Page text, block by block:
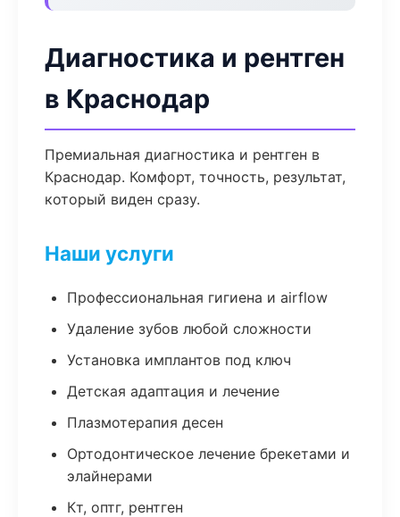
Диагностика и рентген
в Краснодар
Премиальная диагностика и рентген в
Краснодар. Комфорт, точность, результат,
который виден сразу.
Наши услуги
Профессиональная гигиена и airflow
Удаление зубов любой сложности
Установка имплантов под ключ
Детская адаптация и лечение
Плазмотерапия десен
Ортодонтическое лечение брекетами и
элайнерами
Кт, оптг, рентген